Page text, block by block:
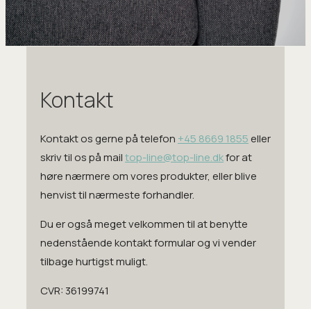
Kontakt
Kontakt os gerne på telefon +45 8669 1855 eller
skriv til os på mailtop-line@top-line.dkfor at
høre nærmere om vores produkter, eller blive
henvist til nærmeste forhandler.
Du er også meget velkommen til at benytte
nedenstående kontakt formular og vi vender
tilbage hurtigst muligt.
CVR: 36199741